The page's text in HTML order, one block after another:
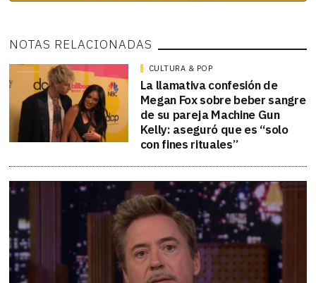
NOTAS RELACIONADAS
CULTURA & POP
La llamativa confesión de
Megan Fox sobre beber sangre
de su pareja Machine Gun
Kelly: aseguró que es “solo
con fines rituales”